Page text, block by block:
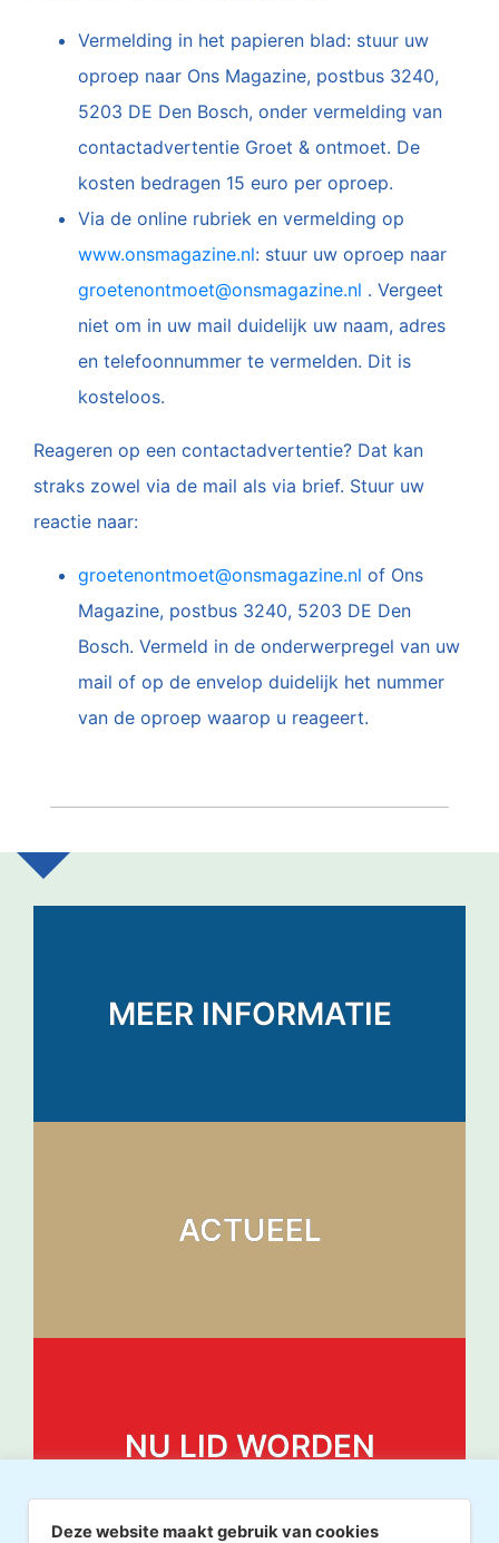
Vermelding in het papieren blad: stuur uw
oproep naar Ons Magazine, postbus 3240,
5203 DE Den Bosch, onder vermelding van
contactadvertentie Groet & ontmoet. De
kosten bedragen 15 euro per oproep.
Via de online rubriek en vermelding op
www.onsmagazine.nl: stuur uw oproep naar
groetenontmoet@onsmagazine.nl . Vergeet
niet om in uw mail duidelijk uw naam, adres
en telefoonnummer te vermelden. Dit is
kosteloos.
Reageren op een contactadvertentie? Dat kan
straks zowel via de mail als via brief. Stuur uw
reactie naar:
groetenontmoet@onsmagazine.nl of Ons
Magazine, postbus 3240, 5203 DE Den
Bosch. Vermeld in de onderwerpregel van uw
mail of op de envelop duidelijk het nummer
van de oproep waarop u reageert.
MEER INFORMATIE
ACTUEEL
NU LID WORDEN
Deze website maakt gebruik van cookies